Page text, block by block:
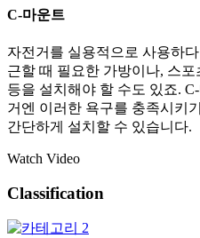
C-마운트
자전거를 실용적으로 사용하
근할 때 필요한 가방이나, 스
등을 설치해야 할 수도 있죠.
거엔 이러한 욕구를 충족시키
간단하게 설치할 수 있습니다.
Watch Video
Classification